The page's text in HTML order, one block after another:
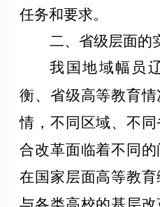
任务和要求。
二、省级层面的
我国地域幅员
衡、省级高等教育
情，不同区域、不
合改革面临着不同
在国家层面高等教